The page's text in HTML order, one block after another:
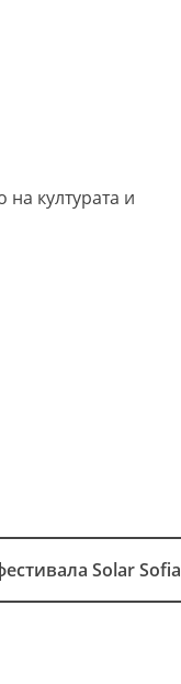
културата и
Solar Sofia